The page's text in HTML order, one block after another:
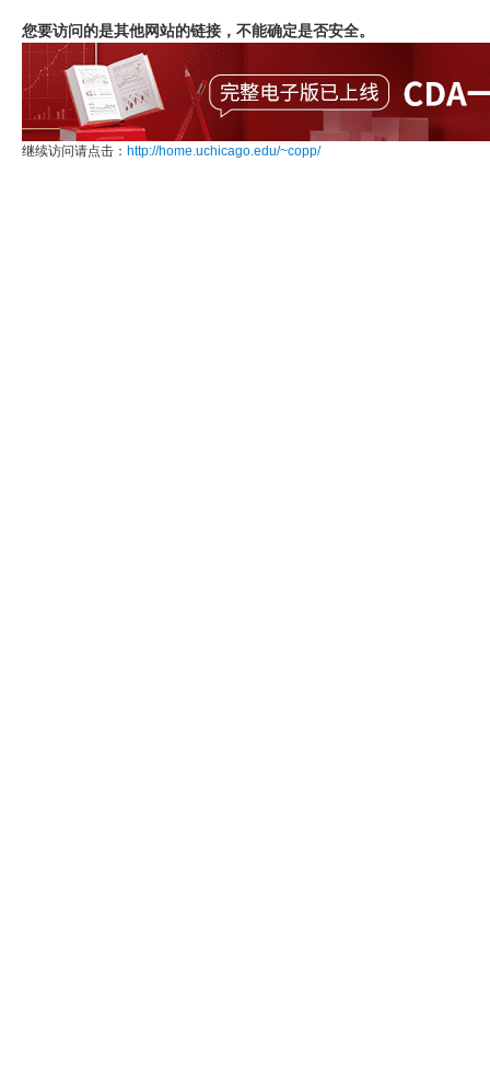
您要访问的是其他网站的链接，不能确定是否安全。
继续访问请点击： http://home.uchicago.edu/~copp/